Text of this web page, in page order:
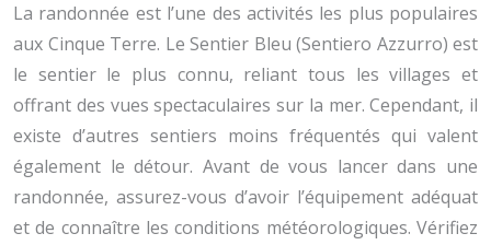
La randonnée est l’une des activités les plus populaires
aux Cinque Terre. Le Sentier Bleu (Sentiero Azzurro) est
le sentier le plus connu, reliant tous les villages et
offrant des vues spectaculaires sur la mer. Cependant, il
existe d’autres sentiers moins fréquentés qui valent
également le détour. Avant de vous lancer dans une
randonnée, assurez-vous d’avoir l’équipement adéquat
et de connaître les conditions météorologiques. Vérifiez